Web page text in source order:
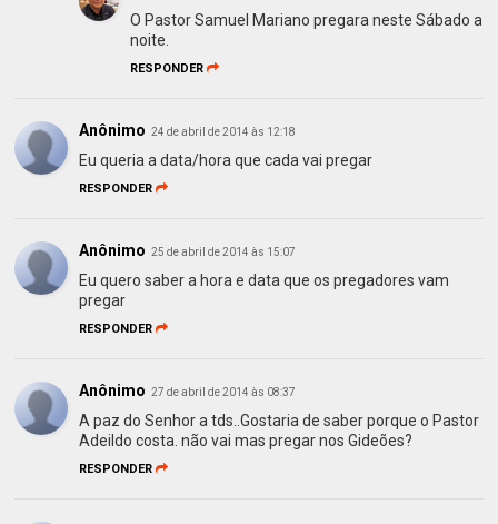
O Pastor Samuel Mariano pregara neste Sábado a
noite.
RESPONDER
Anônimo 24 de abril de 2014 às 12:18
Eu queria a data/hora que cada vai pregar
RESPONDER
Anônimo 25 de abril de 2014 às 15:07
Eu quero saber a hora e data que os pregadores vam
pregar
RESPONDER
Anônimo 27 de abril de 2014 às 08:37
A paz do Senhor a tds..Gostaria de saber porque o Pastor
Adeildo costa. não vai mas pregar nos Gideões?
RESPONDER